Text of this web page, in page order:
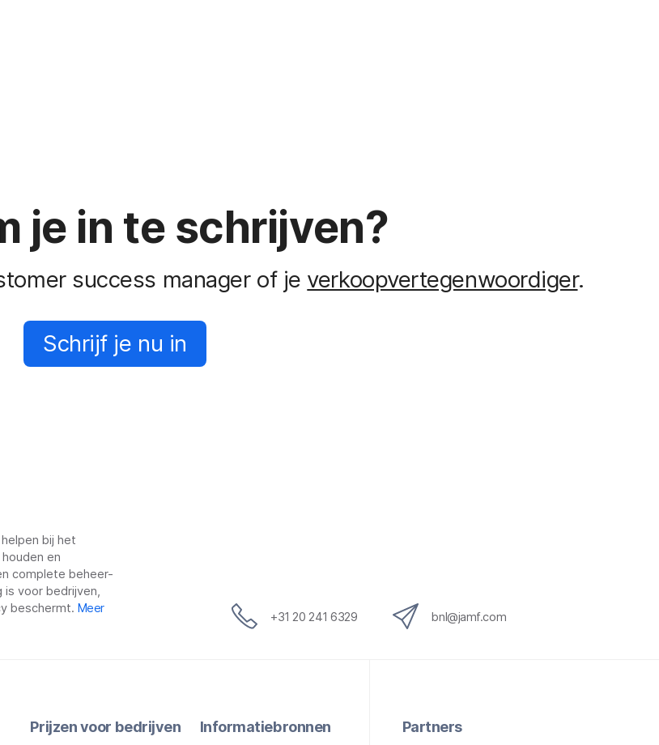
je in te schrijven?
success manager of je verkoopvertegenwoordiger.
Schrijf je nu in
bij het
en
complete beheer-
voor bedrijven,
beschermt. Meer
+31 20 241 6329 bnl@jamf.com
Prijzen voor bedrijven Informatiebronnen Partners